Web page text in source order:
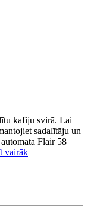
kafiju svirā. Lai
sadalītāju un
Flair 58
vairāk